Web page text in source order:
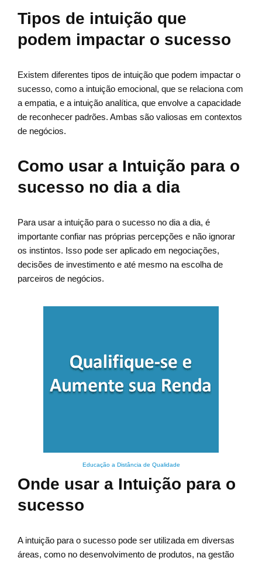
Tipos de intuição que
podem impactar o sucesso
Existem diferentes tipos de intuição que podem impactar o
sucesso, como a intuição emocional, que se relaciona com
a empatia, e a intuição analítica, que envolve a capacidade
de reconhecer padrões. Ambas são valiosas em contextos
de negócios.
Como usar a Intuição para o
sucesso no dia a dia
Para usar a intuição para o sucesso no dia a dia, é
importante confiar nas próprias percepções e não ignorar
os instintos. Isso pode ser aplicado em negociações,
decisões de investimento e até mesmo na escolha de
parceiros de negócios.
Educação a Distância de Qualidade
Onde usar a Intuição para o
sucesso
A intuição para o sucesso pode ser utilizada em diversas
áreas, como no desenvolvimento de produtos, na gestão